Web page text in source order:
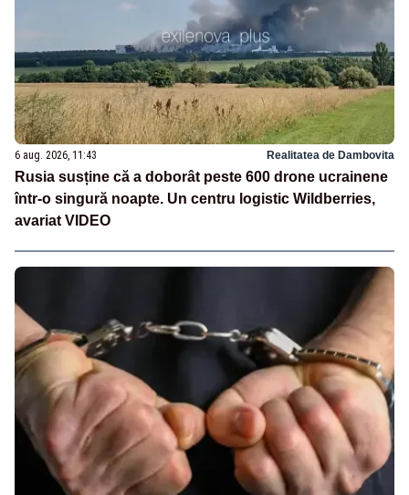
6 aug. 2026, 11:43 Realitatea de Dambovita
Rusia susține că a doborât peste 600 drone ucrainene
într-o singură noapte. Un centru logistic Wildberries,
avariat VIDEO